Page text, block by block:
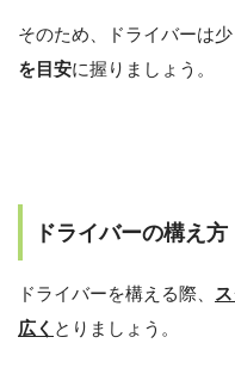
そのため、ドライバーは少
を目安に握りましょう。
ドライバーの構え方
ドライバーを構える際、
広く とりましょう。